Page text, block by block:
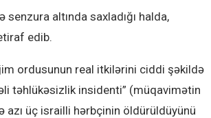
altında saxladığı halda,
edib.
ordusunun real itkilərini ciddi şəkildə
təhlükəsizlik insidenti” (müqavimətin
üç israilli hərbçinin öldürüldüyünü